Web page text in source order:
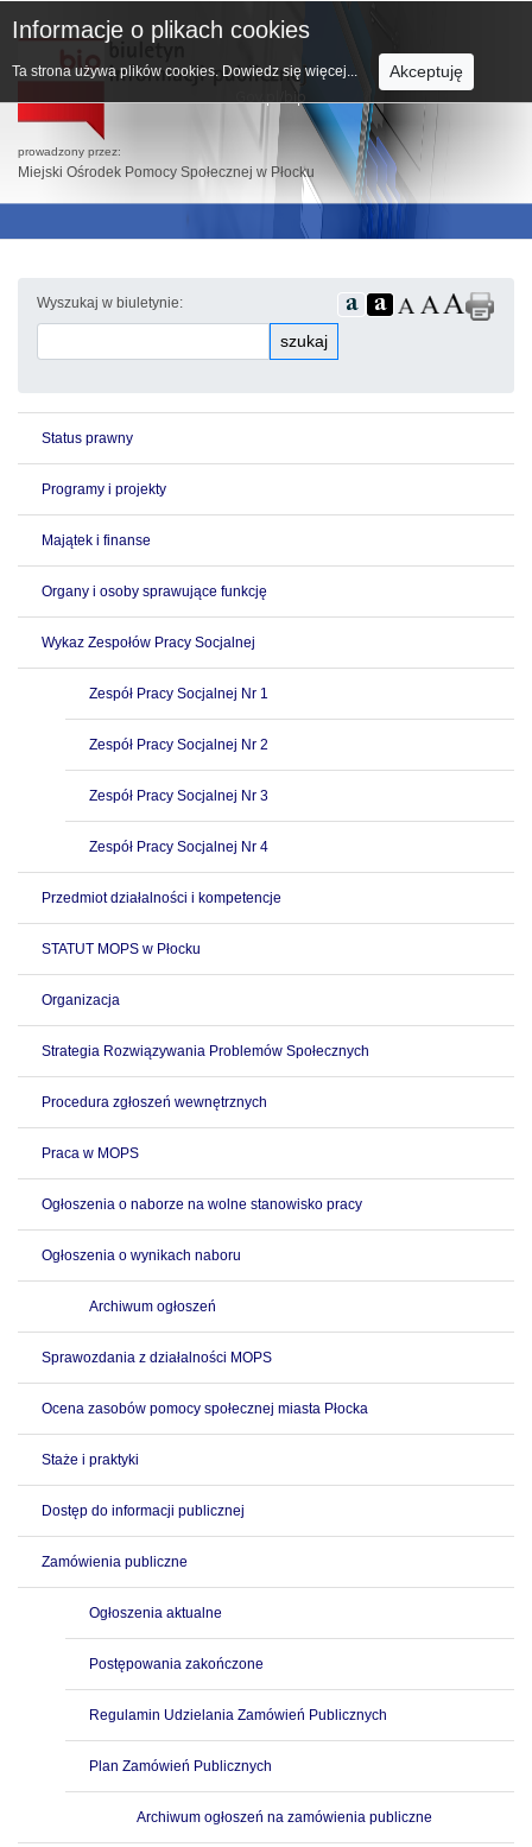
prowadzony przez:
Miejski Ośrodek Pomocy Społecznej w Płocku
Wyszukaj w biuletynie:
szukaj
Status prawny
Programy i projekty
Majątek i finanse
Organy i osoby sprawujące funkcję
Wykaz Zespołów Pracy Socjalnej
Zespół Pracy Socjalnej Nr 1
Zespół Pracy Socjalnej Nr 2
Zespół Pracy Socjalnej Nr 3
Zespół Pracy Socjalnej Nr 4
Przedmiot działalności i kompetencje
STATUT MOPS w Płocku
Organizacja
Strategia Rozwiązywania Problemów Społecznych
Procedura zgłoszeń wewnętrznych
Praca w MOPS
Ogłoszenia o naborze na wolne stanowisko pracy
Ogłoszenia o wynikach naboru
Archiwum ogłoszeń
Sprawozdania z działalności MOPS
Ocena zasobów pomocy społecznej miasta Płocka
Staże i praktyki
Dostęp do informacji publicznej
Zamówienia publiczne
Ogłoszenia aktualne
Postępowania zakończone
Regulamin Udzielania Zamówień Publicznych
Plan Zamówień Publicznych
Archiwum ogłoszeń na zamówienia publiczne
Informacje o plikach cookies
Ta strona używa plików cookies. Dowiedz się więcej... Akceptuję